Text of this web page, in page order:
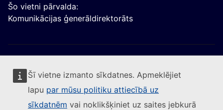
Šī vietne izmanto sīkdatnes. Apmeklējiet
lapu par mūsu politiku attiecībā uz
sīkdatnēm vai noklikšķiniet uz saites jebkurā
Šo vietni pārvalda:
Komunikācijas ģenerāldirektorāts
Sekojiet Eiropas Komisijai